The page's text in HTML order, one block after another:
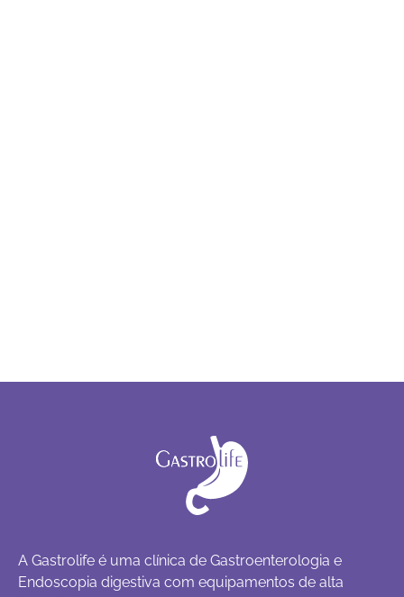
A Gastrolife é uma clínica de Gastroenterologia e
Endoscopia digestiva com equipamentos de alta